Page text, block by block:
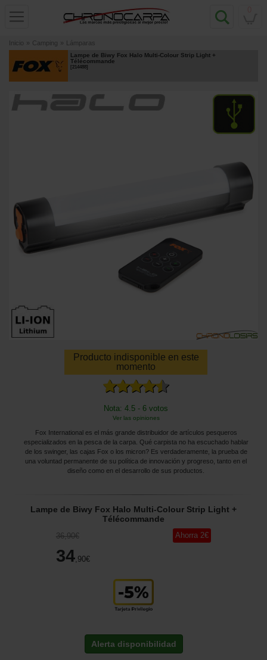
Inicio » Camping » Lámparas
Lampe de Biwy Fox Halo Multi-Colour Strip Light +
Télécommande
[214488]
Producto indisponible en este
momento
Nota: 4.5 - 6 votos
Ver las opiniones
Fox International es el más grande distribuidor de artículos pesqueros
especializados en la pesca de la carpa. Qué carpista no ha escuchado hablar
de los swinger, las cajas Fox o los micron? Es verdaderamente, la prueba de
una voluntad permanente de su política de innovación y progreso, tanto en el
diseño como en el desarrollo de sus productos.
Lampe de Biwy Fox Halo Multi-Colour Strip Light +
Télécommande
36,90€
34,90€
Ahorra 2€
Alerta disponibilidad